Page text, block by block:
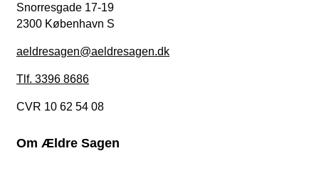
Snorresgade 17-19
2300 København S
aeldresagen@aeldresagen.dk
Tlf. 3396 8686
CVR 10 62 54 08
Om Ældre Sagen